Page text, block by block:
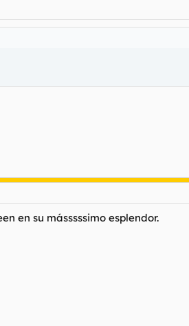
en su másssssimo esplendor.